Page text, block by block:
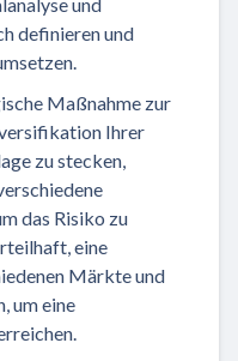
definieren und
Maßnahme zur
Ihrer
zu stecken,
das Risiko zu
eine
Märkte und
um eine